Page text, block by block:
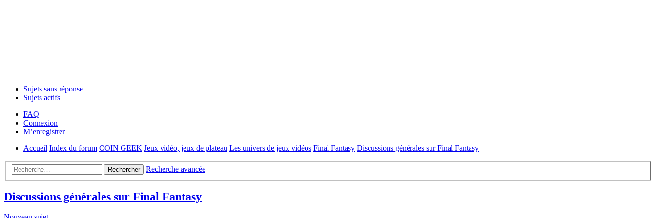
Sujets sans réponse
Sujets actifs
FAQ
Connexion
M’enregistrer
Accueil Index du forum COIN GEEK Jeux vidéo, jeux de plateau Les univers de jeux vidéos Final Fantasy Discussions générales sur Final Fantasy
Rechercher Recherche avancée
Discussions générales sur Final Fantasy